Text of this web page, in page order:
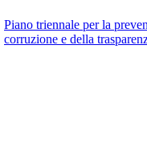
Piano triennale per la
corruzione e della